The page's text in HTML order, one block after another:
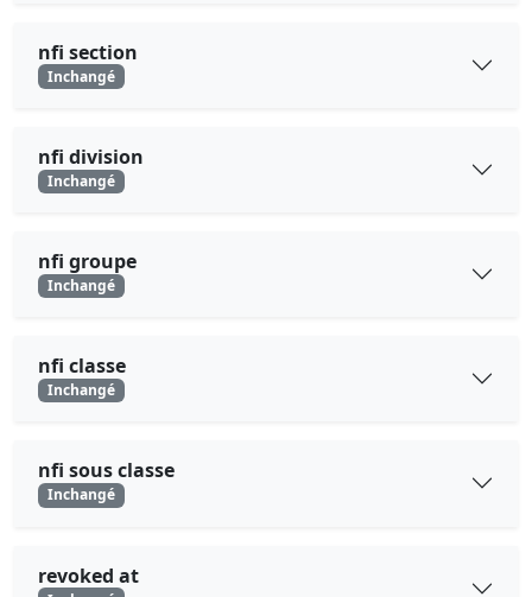
nfi section
Inchangé
nfi division
Inchangé
nfi groupe
Inchangé
nfi classe
Inchangé
nfi sous classe
Inchangé
revoked at